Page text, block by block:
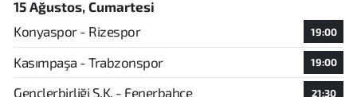
15 Ağustos, Cumartesi
Konyaspor - Rizespor
19:00
Kasımpaşa - Trabzonspor 19:00
Gençlerbirliği S.K. - Fenerbahçe 21:30